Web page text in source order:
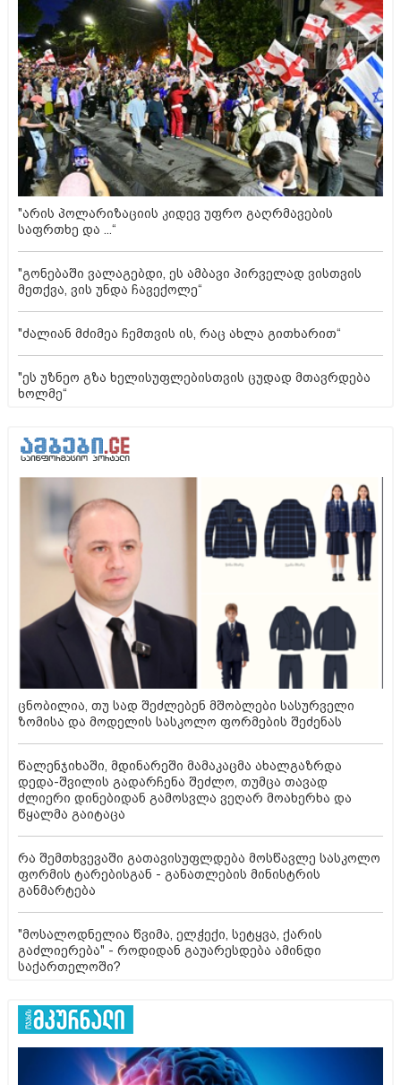
"არის პოლარიზაციის კიდევ უფრო გაღრმავების
საფრთხე და ...“
"გონებაში ვალაგებდი, ეს ამბავი პირველად ვისთვის
მეთქვა, ვის უნდა ჩავექოლე“
"ძალიან მძიმეა ჩემთვის ის, რაც ახლა გითხარით“
"ეს უზნეო გზა ხელისუფლებისთვის ცუდად მთავრდება
ხოლმე“
ცნობილია, თუ სად შეძლებენ მშობლები სასურველი
ზომისა და მოდელის სასკოლო ფორმების შეძენას
წალენჯიხაში, მდინარეში მამაკაცმა ახალგაზრდა
დედა-შვილის გადარჩენა შეძლო, თუმცა თავად
ძლიერი დინებიდან გამოსვლა ვეღარ მოახერხა და
წყალმა გაიტაცა
რა შემთხვევაში გათავისუფლდება მოსწავლე სასკოლო
ფორმის ტარებისგან - განათლების მინისტრის
განმარტება
"მოსალოდნელია წვიმა, ელჭექი, სეტყვა, ქარის
გაძლიერება" - როდიდან გაუარესდება ამინდი
საქართელოში?